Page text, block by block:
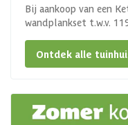
Bij aankoop van een
wandplankset t.w.v.
Ontdek alle